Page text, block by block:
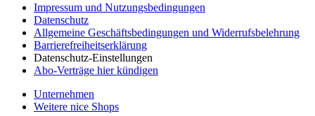
Impressum und Nutzungsbedingungen
Datenschutz
Allgemeine Geschäftsbedingungen und Widerrufsbelehrung
Barrierefreiheitserklärung
Datenschutz-Einstellungen
Abo-Verträge hier kündigen
Unternehmen
Weitere nice Shops